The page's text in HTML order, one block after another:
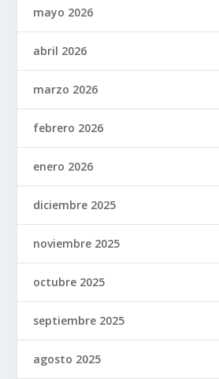
mayo 2026
abril 2026
marzo 2026
febrero 2026
enero 2026
diciembre 2025
noviembre 2025
octubre 2025
septiembre 2025
agosto 2025